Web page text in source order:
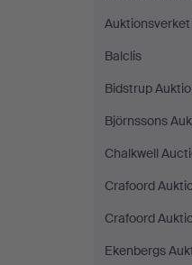
Balclis
Bidstrup
Björnssons
Chalkwell
Crafoord
Crafoord
Ekenbergs